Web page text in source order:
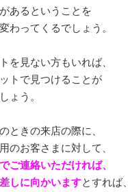
あるということを
わってくるでしょう。
を見ない方もいれば、
トで見つけることが
ょう。
ときの来店の際に、
のお客さまに対して、
ご連絡いただければ、
しに向かいますとすれば、